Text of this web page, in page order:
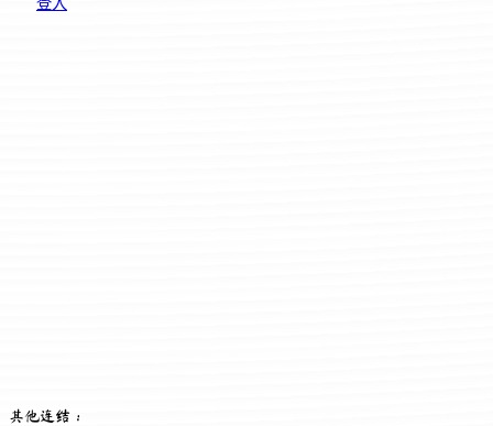
其他连结：